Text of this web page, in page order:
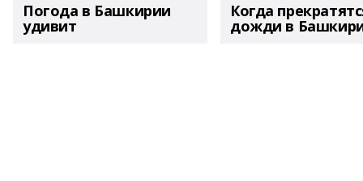
Погода в Башкирии
удивит
Когда
дожди в